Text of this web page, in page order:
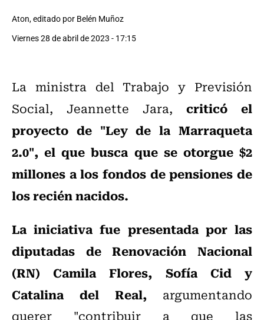
Aton, editado por Belén Muñoz
Viernes 28 de abril de 2023 - 17:15
La ministra del Trabajo y Previsión
Social, Jeannette Jara, criticó el
proyecto de "Ley de la Marraqueta
2.0", el que busca que se otorgue $2
millones a los fondos de pensiones de
los recién nacidos.
La iniciativa fue presentada por las
diputadas de Renovación Nacional
(RN) Camila Flores, Sofía Cid y
Catalina del Real, argumentando
querer "contribuir a que las